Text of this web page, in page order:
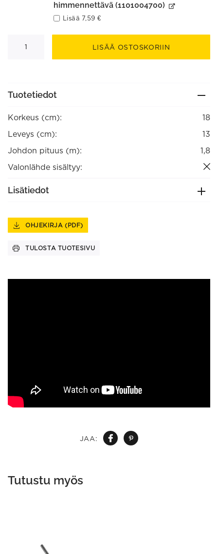
JAA:
himmennettävä (1101004700)
Lisää 7,59 €
seinävalaisin
LISÄÄ OSTOSKORIIN
Tuotetiedot
Korkeus (cm):
18
Leveys (cm):
13
Johdon pituus (m):
1,8
Valonlähde sisältyy:
Lisätiedot
OHJEKIRJA (PDF)
TULOSTA TUOTESIVU
Tutustu myös